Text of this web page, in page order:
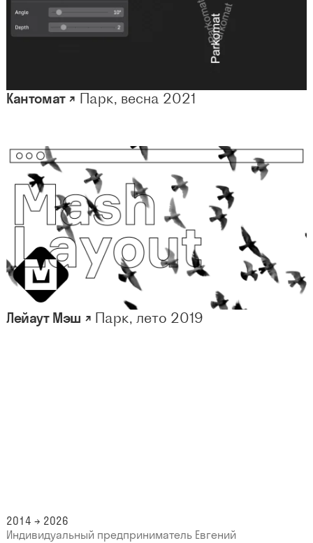
Кантомат ↗ Парк, весна 2021
Лейаут Мэш ↗ Парк, лето 2019
2014 → 2026
Индивидуальный предприниматель Евгений